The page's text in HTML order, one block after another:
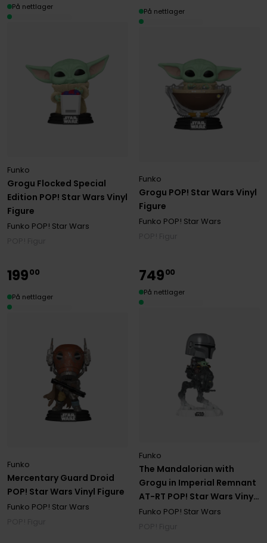
Grogu Flocked Special
Edition POP! Star Wars Vinyl
Figure
Funko
Funko POP! Star Wars
På nettlager
Grogu POP! Star Wars Vinyl
Figure
Funko
Funko POP! Star Wars
På nettlager
Mercentary Guard Droid
POP! Star Wars Vinyl Figure
Funko
Funko POP! Star Wars
19900
På nettlager
The Mandalorian with
Grogu in Imperial Remnant
AT-RT POP! Star Wars Vinyl
Figure
Funko
Funko POP! Star Wars
74900
På nettlager